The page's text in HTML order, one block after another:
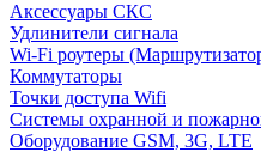
Аксессуары СКС
Удлинители сигнала
Wi-Fi роутеры
Коммутаторы
Точки доступа Wifi
Системы охранной и
Оборудование GSM, 3G, LTE